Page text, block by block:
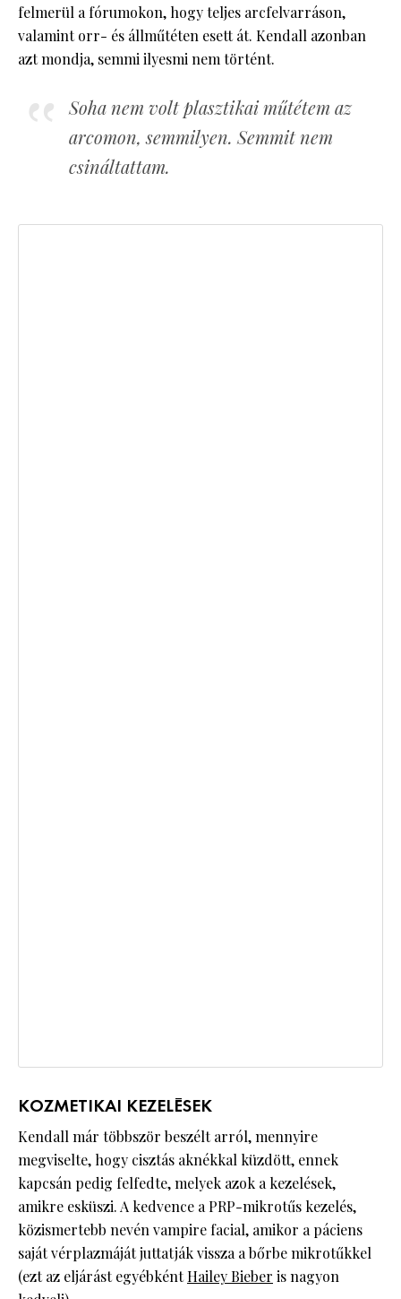
felmerül a fórumokon, hogy teljes arcfelvarráson,
valamint orr- és állműtéten esett át. Kendall azonban
azt mondja, semmi ilyesmi nem történt.
Soha nem volt plasztikai műtétem az
arcomon, semmilyen. Semmit nem
csináltattam.
KOZMETIKAI KEZELÉSEK
Kendall már többször beszélt arról, mennyire
megviselte, hogy cisztás aknékkal küzdött, ennek
kapcsán pedig felfedte, melyek azok a kezelések,
amikre esküszi. A kedvence a PRP-mikrotűs kezelés,
közismertebb nevén vampire facial, amikor a páciens
saját vérplazmáját juttatják vissza a bőrbe mikrotűkkel
(ezt az eljárást egyébkéntHailey Bieber is nagyon